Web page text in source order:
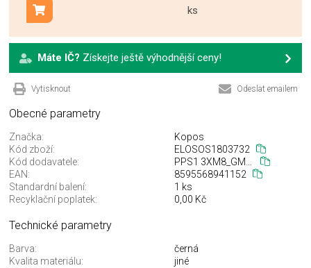
ks
Přidat do košíku
Máte IČ? Získejte ještě výhodnější ceny!
Vytisknout Odeslat emailem
Obecné parametry
Značka:
Kopos
Kód zboží:
ELOSOS1803732
Kód dodavatele:
PPS1 3XM8_GMLZ
EAN:
8595568941152
Standardní balení:
1 ks
Recyklační poplatek:
0,00 Kč
Technické parametry
Barva:
černá
Kvalita materiálu:
jiné